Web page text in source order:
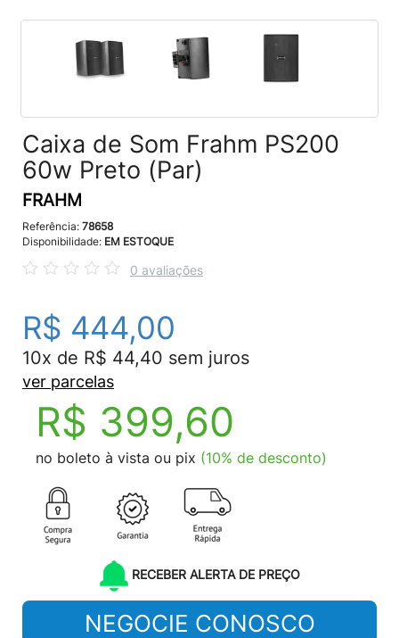
Caixa de Som Frahm PS200
60w Preto (Par)
FRAHM
Referência: 78658
Disponibilidade: EM ESTOQUE
0 avaliações
R$ 444,00
10x de R$ 44,40 sem juros
ver parcelas
R$ 399,60
no boleto à vista ou pix (10% de desconto)
RECEBER ALERTA DE PREÇO
NEGOCIE CONOSCO